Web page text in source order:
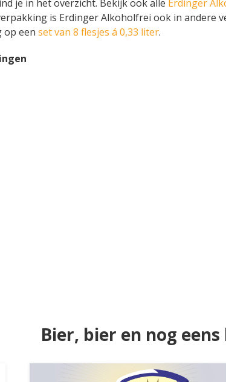
je in het overzicht. Bekijk ook alle Erdinger
is Erdinger Alkoholfrei ook in andere
een set van 8 flesjes á 0,33 liter.
Bier, bier en nog